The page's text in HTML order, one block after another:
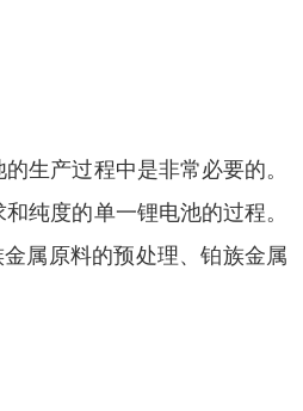
生产过程中是非常必要的。
纯度的单一锂电池的过程。
属原料的预处理、铂族金属